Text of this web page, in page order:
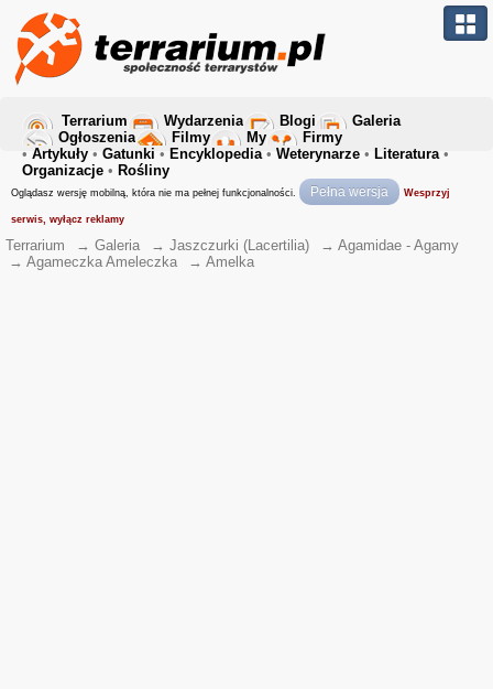
Terrarium Wydarzenia Blogi
Galeria
Ogłoszenia
Filmy My
Firmy
• Artykuły • Gatunki • Encyklopedia• Weterynarze • Literatura•
Organizacje • Rośliny
Oglądasz wersję mobilną, która nie ma pełnej funkcjonalności. Pełna wersja Wesprzyj
serwis, wyłącz reklamy
Terrarium → Galeria → Jaszczurki (Lacertilia) → Agamidae - Agamy
→ Agameczka Ameleczka → Amelka